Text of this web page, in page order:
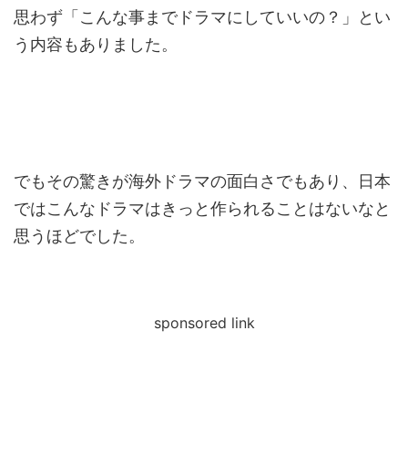
思わず「こんな事までドラマにしていいの？」とい
う内容もありました。
でもその驚きが海外ドラマの面白さでもあり、日本
ではこんなドラマはきっと作られることはないなと
思うほどでした。
sponsored link